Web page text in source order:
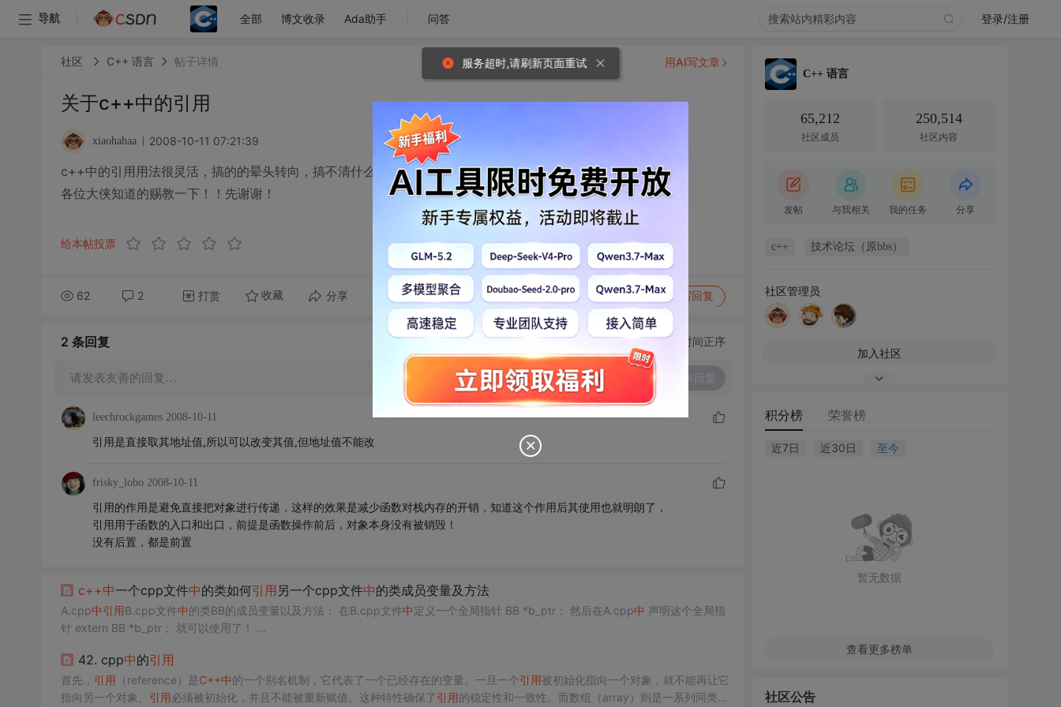
导航 全部 博文收录 Ada助手 问答 登录/注册
社区 C++ 语言 帖子详情
关于c++中的引用
xiaohahaa 2008-10-11 07:21:39
c++中的引用用法很灵活，搞的的晕头转向，搞不清什么时候改用，前置与后置又有什么区别.
各位大侠知道的赐教一下！！先谢谢！
给本帖投票
62 2 打赏 收藏 分享 转发到动态 举报 写回复
用AI写文章
2 条回复 切换为时间正序
请发表友善的回复…
leechrockgames 2008-10-11
引用是直接取其地址值,所以可以改变其值,但地址值不能改
frisky_lobo 2008-10-11
引用的作用是避免直接把对象进行传递，这样的效果是减少函数对栈内存的开销，知道这个作用后其使用也就明朗了，
引用用于函数的入口和出口，前提是函数操作前后，对象本身没有被销毁！
没有后置，都是前置
c++中一个cpp文件中的类如何引用 另一个cpp文件中的类成员变量及方法
A.cpp中引用B.cpp文件中的类BB的成员变量以及方法： 在B.cpp文件中 定义一个全局指针 BB *b_ptr； 然后在A.cpp中
42. cpp中的引用
首先， 引用 （reference）是C++中的一个别名机制，它代表了一个已经存在的变量。一旦一个引用被初始化指向一个对象，就不能再让它
指向另一个对象。 引用必须被初始化，并且不能被重新赋值。这种特性确保了引用的稳定性和一致性。而数组（array）则是一系列同类型
C++ 语言
65,212
社区成员
250,514
社区内容
发帖 与我相关 我的任务 分享
c++ 技术论坛（原bbs）
社区管理员
加入社区
积分榜 荣誉榜
近7日 近30日 至今
暂无数据
查看更多榜单
社区公告
服务超时,请刷新页面重试